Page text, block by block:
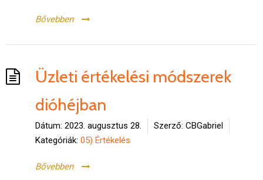
Bővebben
Üzleti értékelési módszerek
dióhéjban
Dátum: 2023. augusztus 28. Szerző: CBGabriel
Kategóriák: 05) Értékelés
Bővebben